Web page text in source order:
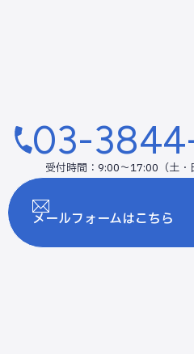
03-
受付時間：9:00～17:00（土・
メールフォームはこちら